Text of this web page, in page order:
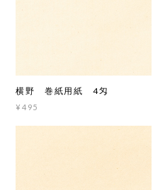
横野 巻紙用紙 4匁
¥495